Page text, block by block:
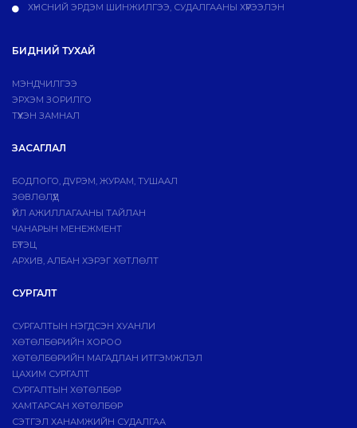
ХҮНСНИЙ ЭРДЭМ ШИНЖИЛГЭЭ, СУДАЛГААНЫ ХҮРЭЭЛЭН
БИДНИЙ ТУХАЙ
МЭНДЧИЛГЭЭ
ЭРХЭМ ЗОРИЛГО
ТҮҮХЭН ЗАМНАЛ
ЗАСАГЛАЛ
БОДЛОГО, ДVРЭМ, ЖУРАМ, ТУШААЛ
ЗӨВЛӨЛҮҮД
ҮЙЛ АЖИЛЛАГААНЫ ТАЙЛАН
ЧАНАРЫН МЕНЕЖМЕНТ
БҮТЭЦ
АРХИВ, АЛБАН ХЭРЭГ ХӨТЛӨЛТ
СУРГАЛТ
СУРГАЛТЫН НЭГДСЭН ХУАНЛИ
ХӨТӨЛБӨРИЙН ХОРОО
ХӨТӨЛБӨРИЙН МАГАДЛАН ИТГЭМЖЛЭЛ
ЦАХИМ СУРГАЛТ
СУРГАЛТЫН ХӨТӨЛБӨР
ХАМТАРСАН ХӨТӨЛБӨР
СЭТГЭЛ ХАНАМЖИЙН СУДАЛГАА